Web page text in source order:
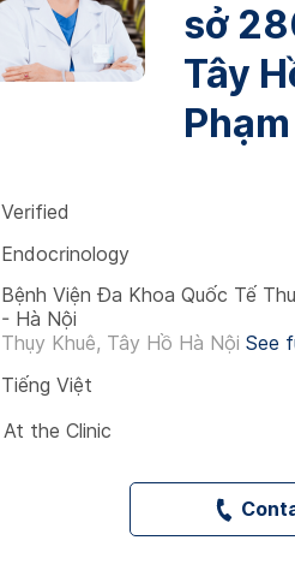
sở
Tây
Verified
Endocrinology
Bệnh Viện Đa Khoa Quốc Tế
- Hà Nội
Thụy Khuê, Tây Hồ Hà Nội See
Tiếng Việt
At the Clinic